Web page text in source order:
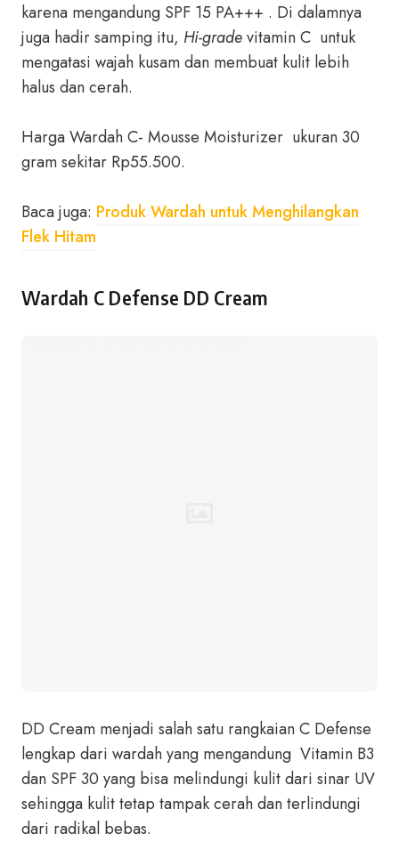
karena mengandung SPF 15 PA+++ . Di dalamnya
juga hadir samping itu, Hi-gradevitamin C untuk
mengatasi wajah kusam dan membuat kulit lebih
halus dan cerah.
Harga Wardah C- Mousse Moisturizer ukuran 30
gram sekitar Rp55.500.
Baca juga: Produk Wardah untuk Menghilangkan
Flek Hitam
Wardah C Defense DD Cream
DD Cream menjadi salah satu rangkaian C Defense
lengkap dari wardah yang mengandung Vitamin B3
dan SPF 30 yang bisa melindungi kulit dari sinar UV
sehingga kulit tetap tampak cerah dan terlindungi
dari radikal bebas.